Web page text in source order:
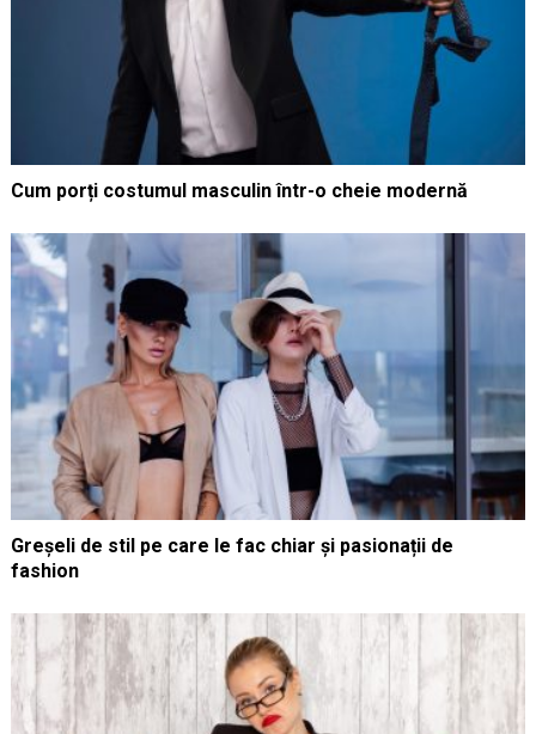
Cum porți costumul masculin într-o cheie modernă
Greșeli de stil pe care le fac chiar și pasionații de
fashion